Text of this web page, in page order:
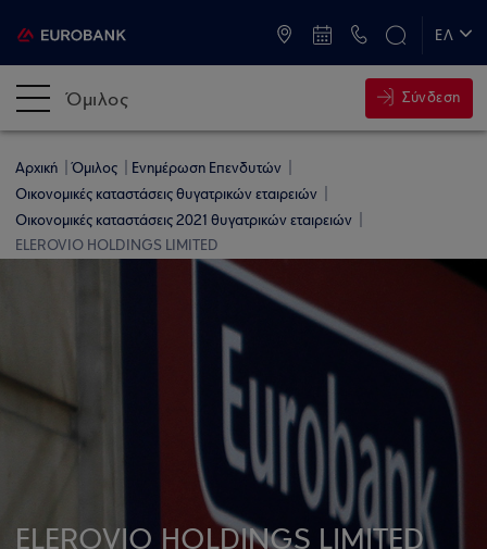
ΕΛ
Όμιλος Σύνδεση
Αρχική Όμιλος
Ενημέρωση Επενδυτών
Οικονομικές καταστάσεις θυγατρικών εταιρειών
Οικονομικές καταστάσεις 2021 θυγατρικών εταιρειών
ELEROVIO HOLDINGS LIMITED
ELEROVIO HOLDINGS LIMITED